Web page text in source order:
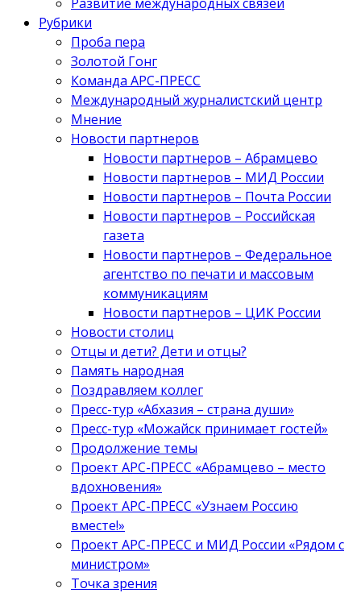
Рубрики
Проба пера
Золотой Гонг
Команда АРС-ПРЕСС
Международный журналистский центр
Мнение
Новости партнеров
Новости партнеров – Абрамцево
Новости партнеров – МИД России
Новости партнеров – Почта России
Новости партнеров – Российская
газета
Новости партнеров – Федеральное
агентство по печати и массовым
коммуникациям
Новости партнеров – ЦИК России
Новости столиц
Отцы и дети? Дети и отцы?
Память народная
Поздравляем коллег
Пресс-тур «Абхазия – страна души»
Пресс-тур «Можайск принимает гостей»
Продолжение темы
Проект АРС-ПРЕСС «Абрамцево – место
вдохновения»
Проект АРС-ПРЕСС «Узнаем Россию
вместе!»
Проект АРС-ПРЕСС и МИД России «Рядом с
министром»
Точка зрения